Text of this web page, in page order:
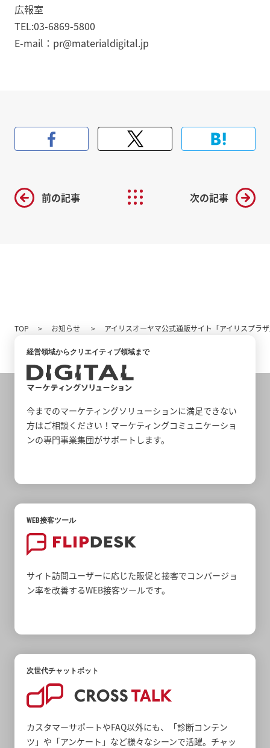
広報室
TEL:03-6869-5800
E-mail：pr@materialdigital.jp
前の記事 次の記事
TOP お知らせ アイリスオーヤマ公式通販サイト「アイリスプラ
経営領域からクリエイティブ領域まで
今までのマーケティングソリューションに満足できない
方はご相談ください！マーケティングコミュニケーショ
ンの専門事業集団がサポートします。
WEB接客ツール
サイト訪問ユーザーに応じた販促と接客でコンバージョ
ン率を改善するWEB接客ツールです。
次世代チャットボット
カスタマーサポートやFAQ以外にも、「診断コンテン
ツ」や「アンケート」など様々なシーンで活躍。チャッ